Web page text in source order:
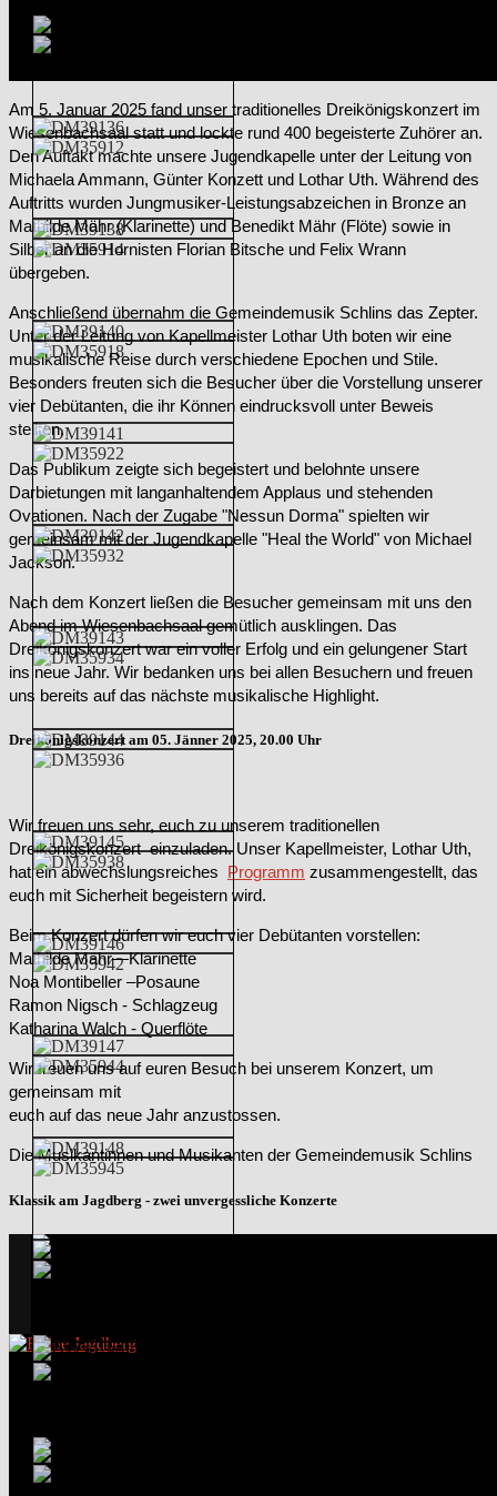
Am 5. Januar 2025 fand unser traditionelles Dreikönigskonzert im
Wiesenbachsaal statt und lockte rund 400 begeisterte Zuhörer an.
Den Auftakt machte unsere Jugendkapelle unter der Leitung von
Michaela Ammann, Günter Konzett und Lothar Uth. Während des
Auftritts wurden Jungmusiker-Leistungsabzeichen in Bronze an
Mathilde Mähr (Klarinette) und Benedikt Mähr (Flöte) sowie in
Silber an die Hornisten Florian Bitsche und Felix Wrann
übergeben.
Anschließend übernahm die Gemeindemusik Schlins das Zepter.
Unter der Leitung von Kapellmeister Lothar Uth boten wir eine
musikalische Reise durch verschiedene Epochen und Stile.
Besonders freuten sich die Besucher über die Vorstellung unserer
vier Debütanten, die ihr Können eindrucksvoll unter Beweis
stellten.
Das Publikum zeigte sich begeistert und belohnte unsere
Darbietungen mit langanhaltendem Applaus und stehenden
Ovationen. Nach der Zugabe "Nessun Dorma" spielten wir
gemeinsam mit der Jugendkapelle "Heal the World" von Michael
Jackson.
Nach dem Konzert ließen die Besucher gemeinsam mit uns den
Abend im Wiesenbachsaal gemütlich ausklingen. Das
Dreikönigskonzert war ein voller Erfolg und ein gelungener Start
ins neue Jahr. Wir bedanken uns bei allen Besuchern und freuen
uns bereits auf das nächste musikalische Highlight.
Dreikönigskonzert am 05. Jänner 2025, 20.00 Uhr
Wir freuen uns sehr, euch zu unserem traditionellen
Dreikönigskonzert einzuladen. Unser Kapellmeister, Lothar Uth,
hat ein abwechslungsreiches Programm zusammengestellt, das
euch mit Sicherheit begeistern wird.
Beim Konzert dürfen wir euch vier Debütanten vorstellen:
Mathilde Mähr—Klarinette
Noa Montibeller –Posaune
Ramon Nigsch - Schlagzeug
Katharina Walch - Querflöte
Wir freuen uns auf euren Besuch bei unserem Konzert, um
gemeinsam mit
euch auf das neue Jahr anzustossen.
Die Musikantinnen und Musikanten der Gemeindemusik Schlins
Klassik am Jagdberg - zwei unvergessliche Konzerte